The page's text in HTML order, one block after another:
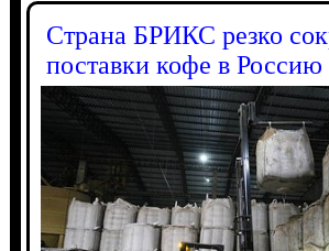
Страна БРИКС резко
поставки кофе в Россию